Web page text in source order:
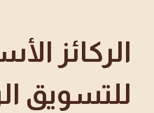
الركائز
للتسويق